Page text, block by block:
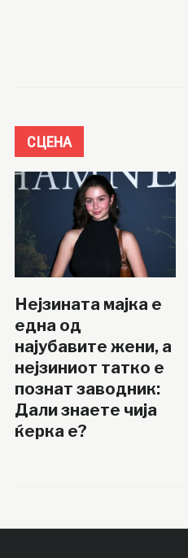
СЦЕНА
Нејзината мајка е
една од
најубавите жени, а
нејзиниот татко е
познат заводник:
Дали знаете чија
ќерка е?